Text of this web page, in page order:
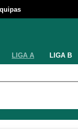
LIGA A LIGA B